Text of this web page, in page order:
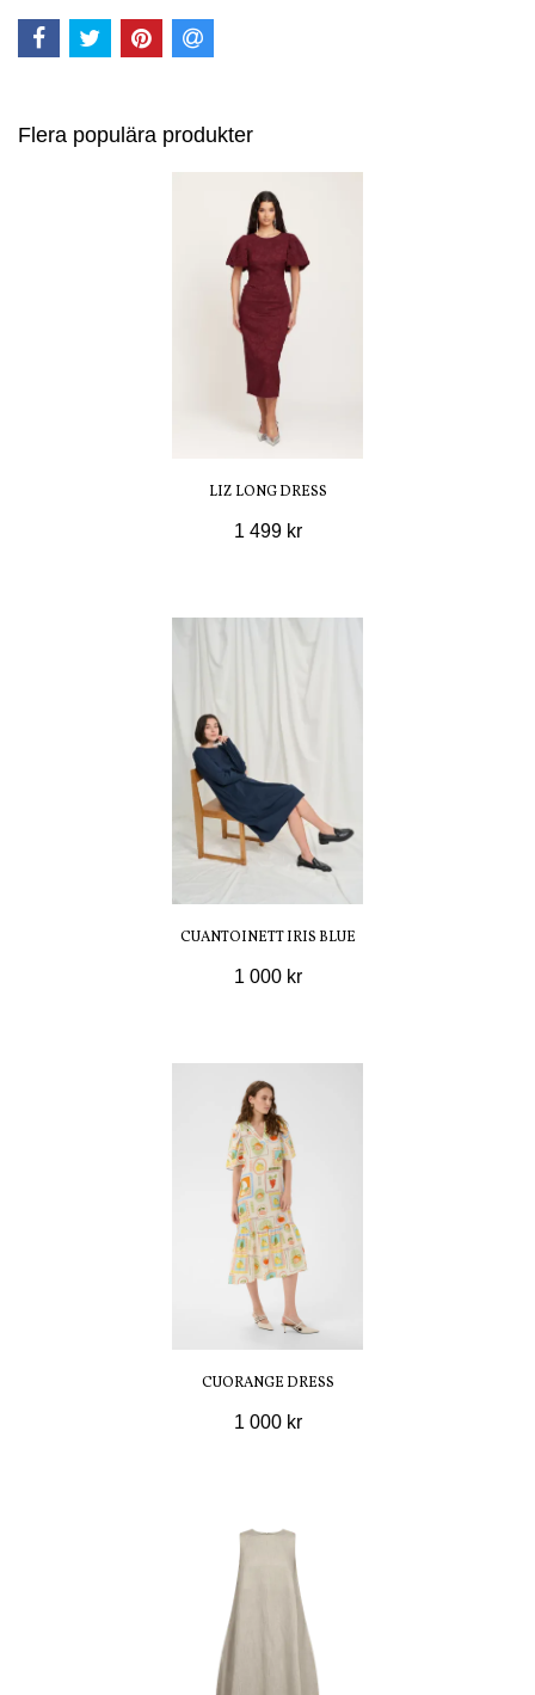
Flera populära produkter
LIZ LONG DRESS
1 499 kr
CUANTOINETT IRIS BLUE
1 000 kr
CUORANGE DRESS
1 000 kr